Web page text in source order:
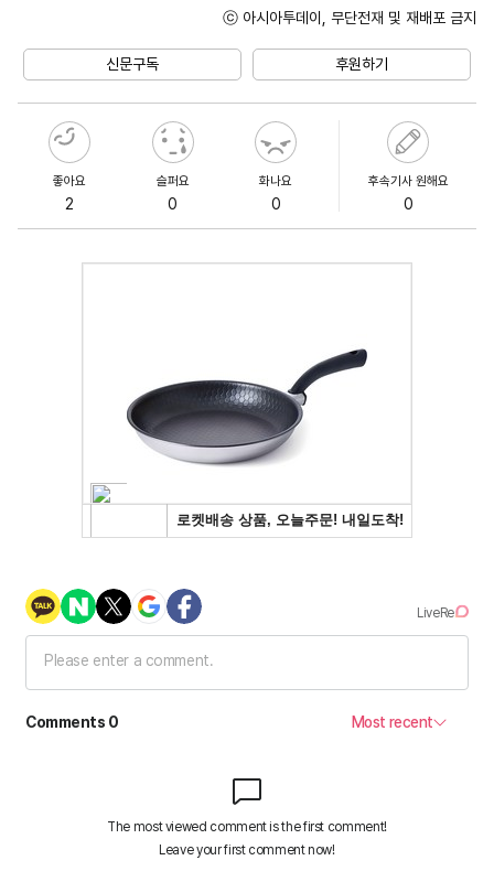
ⓒ 아시아투데이, 무단전재 및 재배포 금지
신문구독 후원하기
좋아요
2
슬퍼요
0
화나요
0
후속기사 원해요
0